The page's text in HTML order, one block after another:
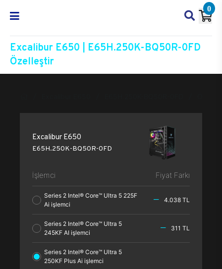
0
Excalibur E650 | E65H.250K-BQ50R-0FD
Özelleştir
Excalibur E650
E65H.250K-BQ50R-0FD
İşlemci Fiyat Farkı
Series 2 Intel® Core™ Ultra 5 225F
Ai işlemci
4.038 TL
Series 2 Intel® Core™ Ultra 5
245KF AI işlemci
311 TL
Series 2 Intel® Core™ Ultra 5
250KF Plus Ai işlemci